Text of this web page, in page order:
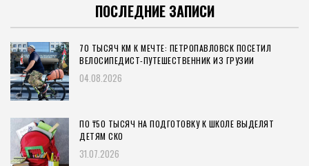
ПОСЛЕДНИЕ ЗАПИСИ
70 ТЫСЯЧ КМ К МЕЧТЕ: ПЕТРОПАВЛОВСК ПОСЕТИЛ
ВЕЛОСИПЕДИСТ-ПУТЕШЕСТВЕННИК ИЗ ГРУЗИИ
04.08.2026
ПО ₸50 ТЫСЯЧ НА ПОДГОТОВКУ К ШКОЛЕ ВЫДЕЛЯТ
ДЕТЯМ СКО
31.07.2026